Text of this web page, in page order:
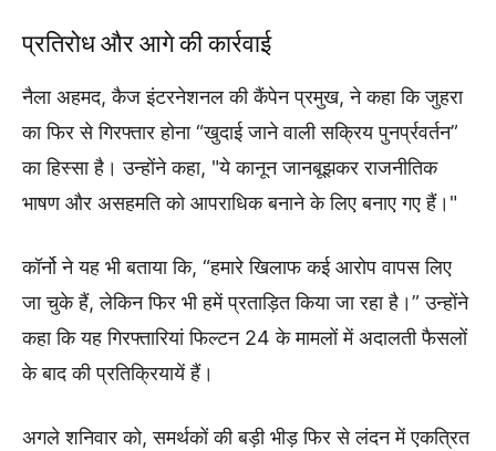
प्रतिरोध और आगे की कार्रवाई
नैला अहमद, कैज इंटरनेशनल की कैंपेन प्रमुख, ने कहा कि जुहरा
का फिर से गिरफ्तार होना “खुदाई जाने वाली सक्रिय पुनर्प्रवर्तन”
का हिस्सा है। उन्होंने कहा, "ये कानून जानबूझकर राजनीतिक
भाषण और असहमति को आपराधिक बनाने के लिए बनाए गए हैं।"
कॉर्नो ने यह भी बताया कि, “हमारे खिलाफ कई आरोप वापस लिए
जा चुके हैं, लेकिन फिर भी हमें प्रताड़ित किया जा रहा है।” उन्होंने
कहा कि यह गिरफ्तारियां फिल्टन 24 के मामलों में अदालती फैसलों
के बाद की प्रतिक्रियायें हैं।
अगले शनिवार को, समर्थकों की बड़ी भीड़ फिर से लंदन में एकत्रित